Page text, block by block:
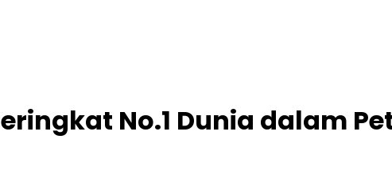
No.1 Dunia dalam